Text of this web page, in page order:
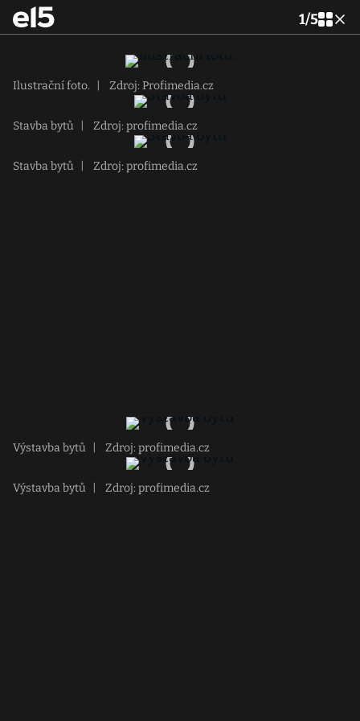
1/5
Ilustrační foto. Zdroj: Profimedia.cz
Stavba bytů Zdroj: profimedia.cz
Stavba bytů Zdroj: profimedia.cz
Výstavba bytů Zdroj: profimedia.cz
Výstavba bytů Zdroj: profimedia.cz